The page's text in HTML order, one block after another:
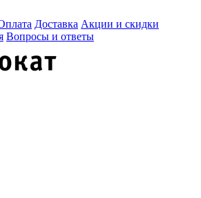
Доставка Акции и скидки
Вопросы и ответы